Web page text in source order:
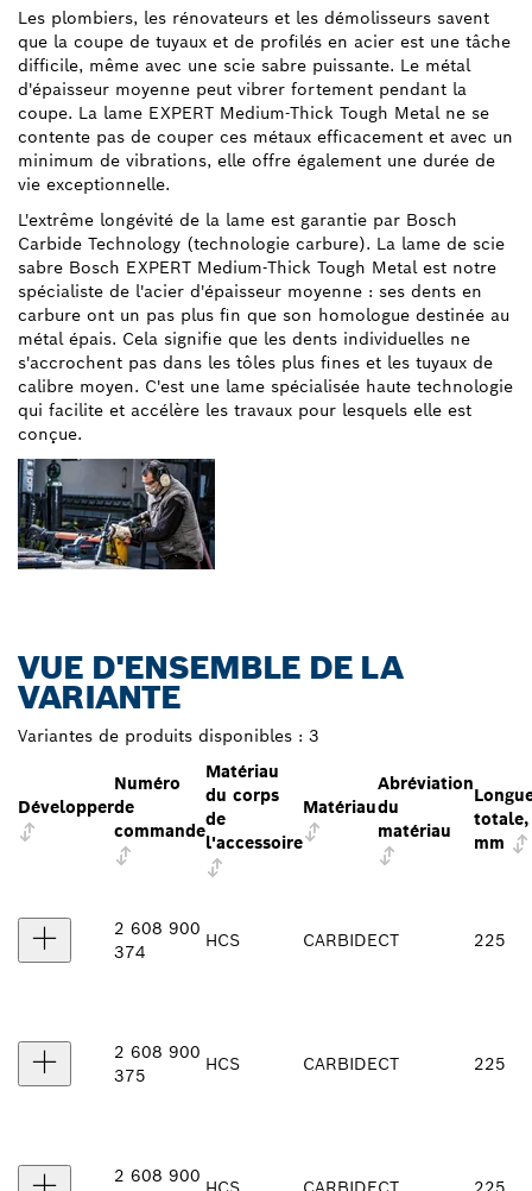
Les plombiers, les rénovateurs et les démolisseurs savent
que la coupe de tuyaux et de profilés en acier est une tâche
difficile, même avec une scie sabre puissante. Le métal
d'épaisseur moyenne peut vibrer fortement pendant la
coupe. La lame EXPERT Medium-Thick Tough Metal ne se
contente pas de couper ces métaux efficacement et avec un
minimum de vibrations, elle offre également une durée de
vie exceptionnelle.
L'extrême longévité de la lame est garantie par Bosch
Carbide Technology (technologie carbure). La lame de scie
sabre Bosch EXPERT Medium-Thick Tough Metal est notre
spécialiste de l'acier d'épaisseur moyenne : ses dents en
carbure ont un pas plus fin que son homologue destinée au
métal épais. Cela signifie que les dents individuelles ne
s'accrochent pas dans les tôles plus fines et les tuyaux de
calibre moyen. C'est une lame spécialisée haute technologie
qui facilite et accélère les travaux pour lesquels elle est
conçue.
VUE D'ENSEMBLE DE LA
VARIANTE
Variantes de produits disponibles : 3
Développer
Numéro
de
commande
Matériau
du corps
de
l'accessoire
Matériau
Abréviation
du
matériau
totale,
mm
2 608 900
374
HCS CARBIDECT 225
2 608 900
375
HCS CARBIDECT 225
2 608 900